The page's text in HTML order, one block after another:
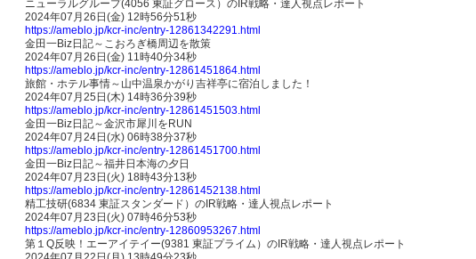
ニューラルグループ(4056 東証グロース）のIR戦略・達人視点レポート
2024年07月26日(金) 12時56分51秒
https://ameblo.jp/kcr-inc/entry-12861342291.html
金田一Biz日記～こおろぎ橋周辺を散策
2024年07月26日(金) 11時40分34秒
https://ameblo.jp/kcr-inc/entry-12861451864.html
旅館・ホテル事情～山中温泉かがり吉祥亭に宿泊しました！
2024年07月25日(木) 14時36分39秒
https://ameblo.jp/kcr-inc/entry-12861451503.html
金田一Biz日記～金沢市犀川をRUN
2024年07月24日(水) 06時38分37秒
https://ameblo.jp/kcr-inc/entry-12861451700.html
金田一Biz日記～福井日本海の夕日
2024年07月23日(火) 18時43分13秒
https://ameblo.jp/kcr-inc/entry-12861452138.html
精工技研(6834 東証スタンダード）のIR戦略・達人視点レポート
2024年07月23日(火) 07時46分53秒
https://ameblo.jp/kcr-inc/entry-12860953267.html
第１Q反映！エーアイテイー(9381 東証プライム）のIR戦略・達人視点レポート